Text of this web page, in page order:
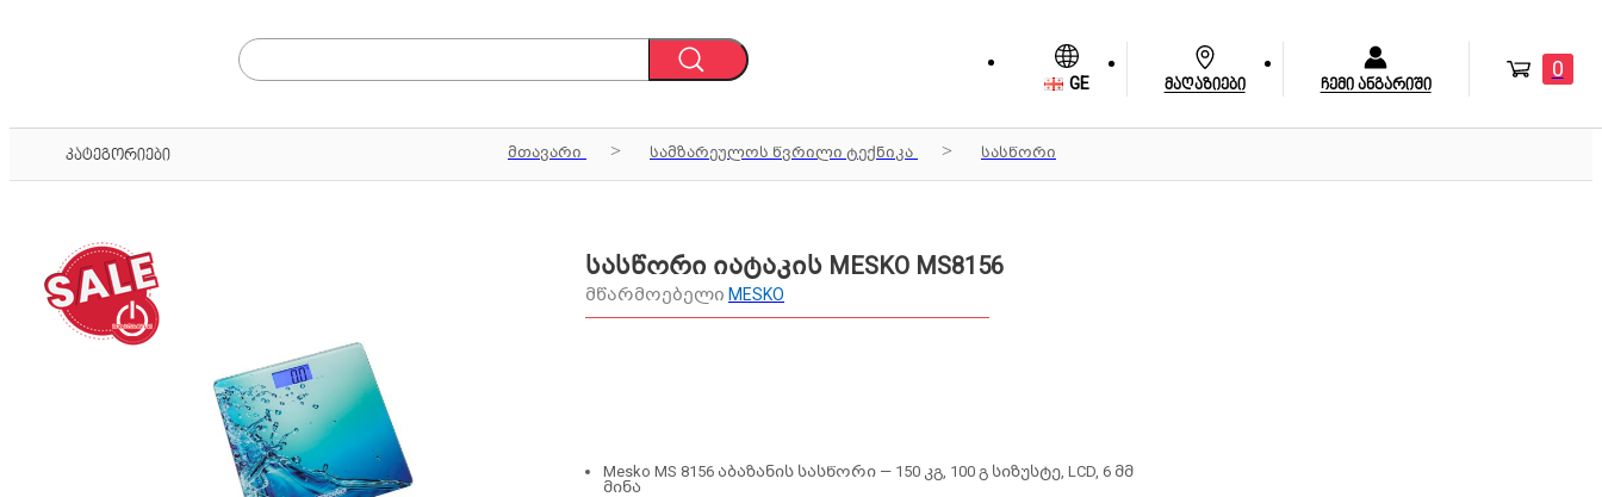
GE მაღაზიები ჩემი ანგარიში
0
კატეგორიები მთავარი სამზარეულოს წვრილი ტექნიკა სასწორი
სასწორი იატაკის MESKO MS8156
მწარმოებელი MESKO
Mesko MS 8156 აბაზანის სასწორი — 150 კგ, 100 გ სიზუსტე, LCD, 6 მმ
მინა